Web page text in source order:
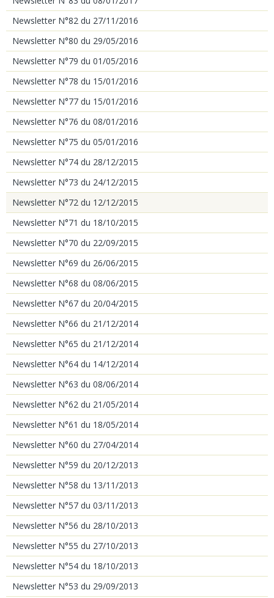
Newsletter N°82 du 27/11/2016
Newsletter N°80 du 29/05/2016
Newsletter N°79 du 01/05/2016
Newsletter N°78 du 15/01/2016
Newsletter N°77 du 15/01/2016
Newsletter N°76 du 08/01/2016
Newsletter N°75 du 05/01/2016
Newsletter N°74 du 28/12/2015
Newsletter N°73 du 24/12/2015
Newsletter N°72 du 12/12/2015
Newsletter N°71 du 18/10/2015
Newsletter N°70 du 22/09/2015
Newsletter N°69 du 26/06/2015
Newsletter N°68 du 08/06/2015
Newsletter N°67 du 20/04/2015
Newsletter N°66 du 21/12/2014
Newsletter N°65 du 21/12/2014
Newsletter N°64 du 14/12/2014
Newsletter N°63 du 08/06/2014
Newsletter N°62 du 21/05/2014
Newsletter N°61 du 18/05/2014
Newsletter N°60 du 27/04/2014
Newsletter N°59 du 20/12/2013
Newsletter N°58 du 13/11/2013
Newsletter N°57 du 03/11/2013
Newsletter N°56 du 28/10/2013
Newsletter N°55 du 27/10/2013
Newsletter N°54 du 18/10/2013
Newsletter N°53 du 29/09/2013